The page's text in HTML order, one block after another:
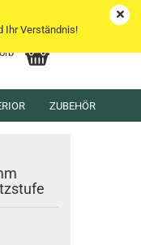
Ihr Verständnis!
ZUBEHÖR